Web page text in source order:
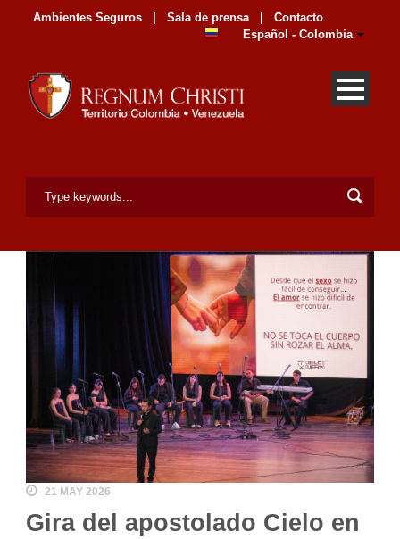
Ambientes Seguros Sala de prensa
Contacto
Español - Colombia
21 MAY 2026
Gira del apostolado Cielo en